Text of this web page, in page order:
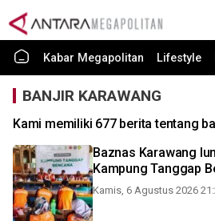
Kabar Megapolitan Lifestyle
BANJIR KARAWANG
Kami memiliki 677 berita tentang
Baznas Karawang
Kampung Tanggap
Kamis, 6 Agustus 2026